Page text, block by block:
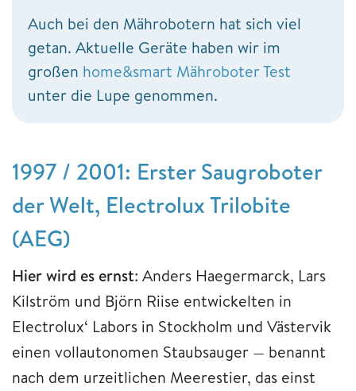
Auch bei den Mährobotern hat sich viel
getan. Aktuelle Geräte haben wir im
großen home&smart Mähroboter Test
unter die Lupe genommen.
1997 / 2001: Erster Saugroboter
der Welt, Electrolux Trilobite
(AEG)
Hier wird es ernst: Anders Haegermarck, Lars
Kilström und Björn Riise entwickelten in
Electrolux‘ Labors in Stockholm und Västervik
einen vollautonomen Staubsauger — benannt
nach dem urzeitlichen Meerestier, das einst